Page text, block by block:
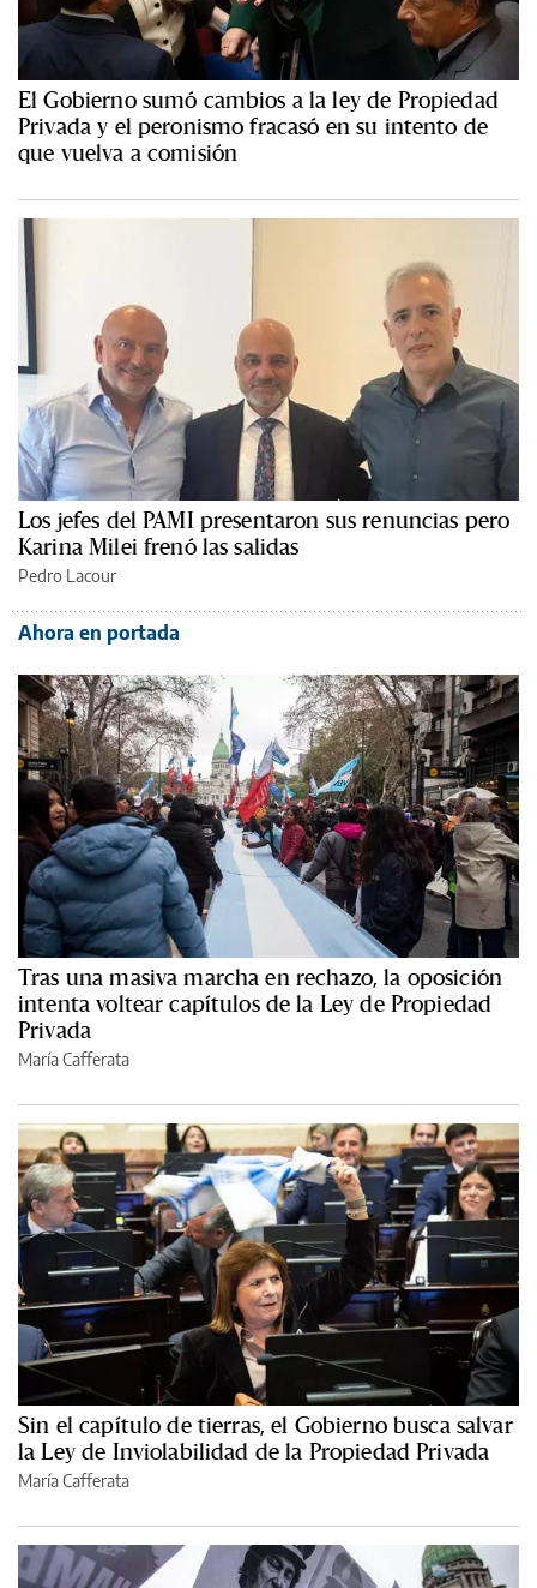
El Gobierno sumó cambios a la ley de Propiedad
Privada y el peronismo fracasó en su intento de
que vuelva a comisión
Los jefes del PAMI presentaron sus renuncias pero
Karina Milei frenó las salidas
Pedro Lacour
Ahora en portada
Tras una masiva marcha en rechazo, la oposición
intenta voltear capítulos de la Ley de Propiedad
Privada
María Cafferata
Sin el capítulo de tierras, el Gobierno busca salvar
la Ley de Inviolabilidad de la Propiedad Privada
María Cafferata